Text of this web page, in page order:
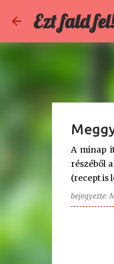
Ezt fald fel!
A minap
részéből
(recept is
kort,
magunk,
bejegyezte: